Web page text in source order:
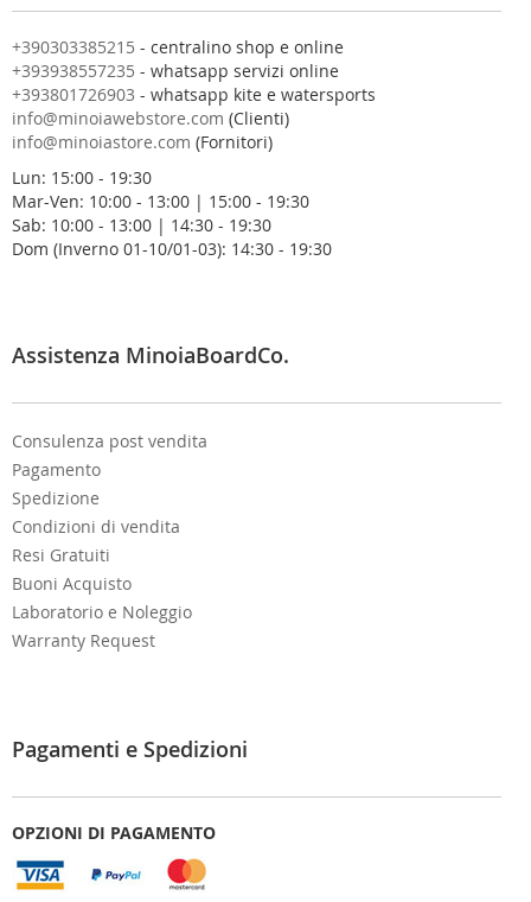
n
o
s
t
r
a
e
w
s
l
e
:
+390303385215 - centralino shop e online
+393938557235 - whatsapp servizi online
+393801726903 - whatsapp kite e watersports
info@minoiawebstore.com (Clienti)
info@minoiastore.com (Fornitori)
Lun: 15:00 - 19:30
Mar-Ven: 10:00 - 13:00 | 15:00 - 19:30
Sab: 10:00 - 13:00 | 14:30 - 19:30
Dom (Inverno 01-10/01-03): 14:30 - 19:30
Assistenza MinoiaBoardCo.
Consulenza post vendita
Pagamento
Spedizione
Condizioni di vendita
Resi Gratuiti
Buoni Acquisto
Laboratorio e Noleggio
Warranty Request
Pagamenti e Spedizioni
OPZIONI DI PAGAMENTO